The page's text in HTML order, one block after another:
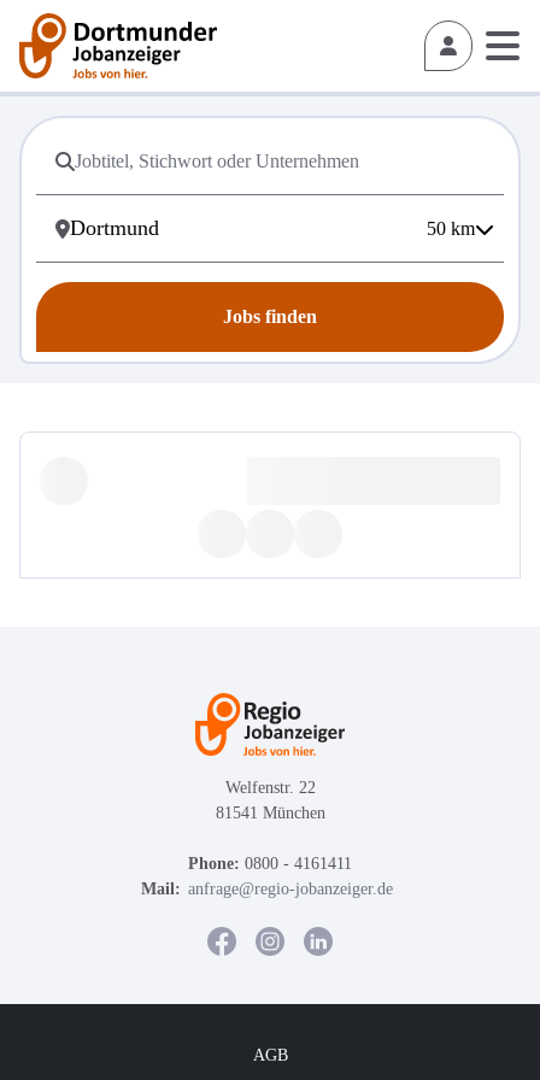
50 km
Jobs finden
Welfenstr. 22
81541 München
Phone: 0800 - 4161411
Mail: anfrage@regio-jobanzeiger.de
AGB